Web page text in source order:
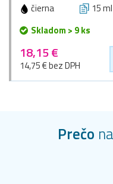
čierna 15 ml
Skladom > 9 ks
18,15 €
14,75 € bez DPH
Prečo